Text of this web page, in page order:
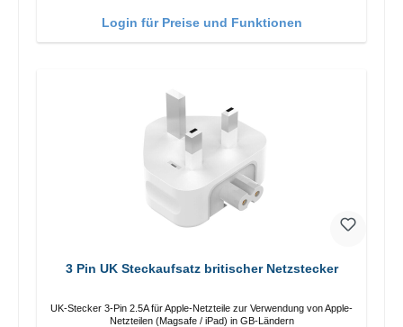
Login für Preise und Funktionen
3 Pin UK Steckaufsatz britischer Netzstecker
UK-Stecker 3-Pin 2.5A für Apple-Netzteile zur Verwendung von Apple-
Netzteilen (Magsafe / iPad) in GB-Ländern